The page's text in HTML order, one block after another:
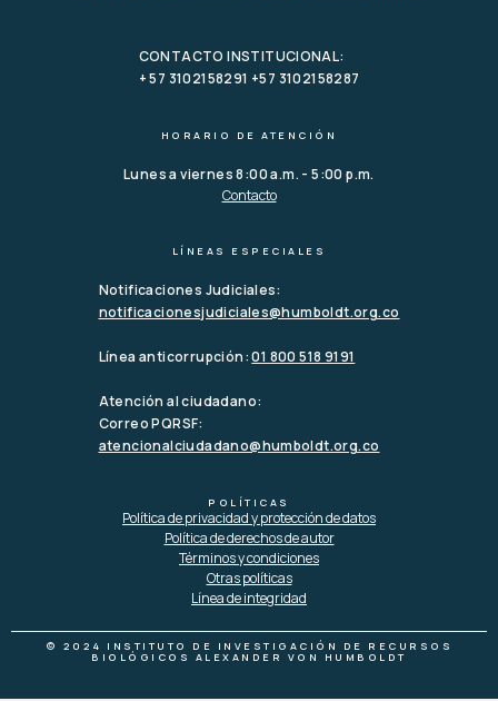
CONTACTO INSTITUCIONAL:
+ 57 3102158291 +57 3102158287
HORARIO DE ATENCIÓN
Lunes a viernes 8:00 a.m. - 5:00 p.m.
Contacto
LÍNEAS ESPECIALES
Notificaciones Judiciales:
notificacionesjudiciales@humboldt.org.co
Línea anticorrupción:01 800 518 9191
Atención al ciudadano:
Correo PQRSF:
atencionalciudadano@humboldt.org.co
POLÍTICAS
Política de privacidad y protección de datos
Política de derechos de autor
Términos y condiciones
Otras políticas
Línea de integridad
© 2024 INSTITUTO DE INVESTIGACIÓN DE RECURSOS
BIOLÓGICOS ALEXANDER VON HUMBOLDT